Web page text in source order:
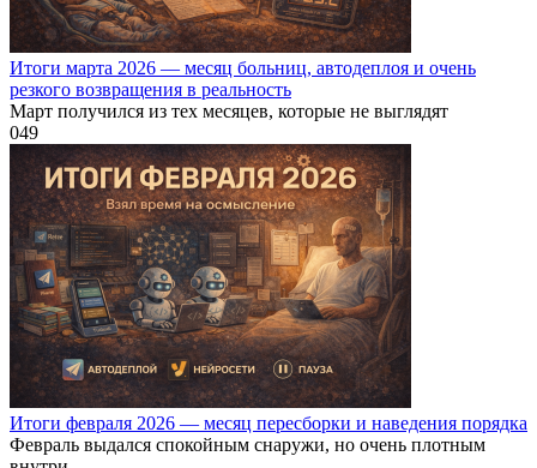
Итоги марта 2026 — месяц больниц, автодеплоя и очень
резкого возвращения в реальность
Март получился из тех месяцев, которые не выглядят
049
Итоги февраля 2026 — месяц пересборки и наведения порядка
Февраль выдался спокойным снаружи, но очень плотным